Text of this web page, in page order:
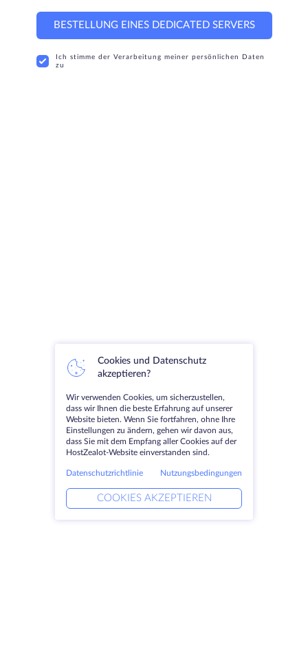
BESTELLUNG EINES DEDICATED SERVERS
Ich stimme der Verarbeitung meiner persönlichen Daten
zu
Cookies und Datenschutz
akzeptieren?
Wir verwenden Cookies, um sicherzustellen,
dass wir Ihnen die beste Erfahrung auf unserer
Website bieten. Wenn Sie fortfahren, ohne Ihre
Einstellungen zu ändern, gehen wir davon aus,
dass Sie mit dem Empfang aller Cookies auf der
HostZealot-Website einverstanden sind.
Datenschutzrichtlinie Nutzungsbedingungen
COOKIES AKZEPTIEREN